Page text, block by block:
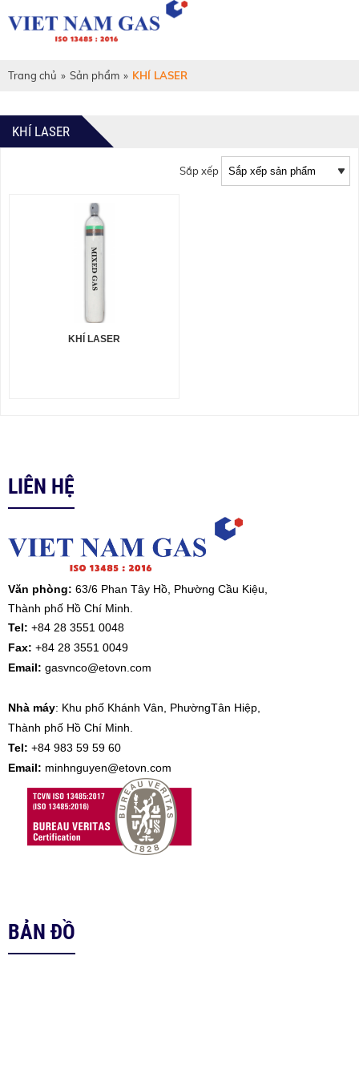
Trang chủ » Sản phẩm » KHÍ LASER
KHÍ LASER
Sắp xếp
KHÍ LASER
LIÊN HỆ
Văn phòng: 63/6 Phan Tây Hồ, Phường Cầu Kiệu,
Thành phố Hồ Chí Minh.
Tel: +84 28 3551 0048
Fax: +84 28 3551 0049
Email: gasvnco@etovn.com
Nhà máy: Khu phố Khánh Vân, PhườngTân Hiệp,
Thành phố Hồ Chí Minh.
Tel: +84 983 59 59 60
Email: minhnguyen@etovn.com
BẢN ĐỒ